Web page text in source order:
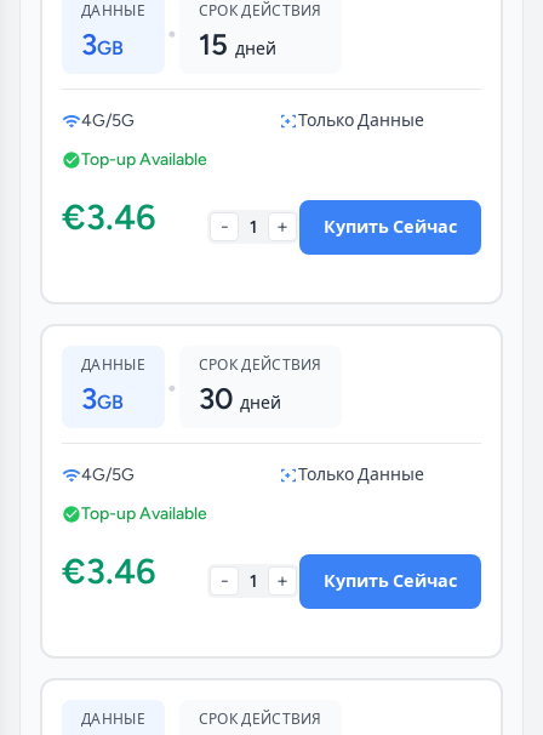
ДАННЫЕ
3GB •
СРОК ДЕЙСТВИЯ
15 дней
4G/5G
Только Данные
Top-up Available
€3.46 - 1 + Купить Сейчас
ДАННЫЕ
3GB •
СРОК ДЕЙСТВИЯ
30 дней
4G/5G
Только Данные
Top-up Available
€3.46 - 1 + Купить Сейчас
ДАННЫЕ СРОК ДЕЙСТВИЯ